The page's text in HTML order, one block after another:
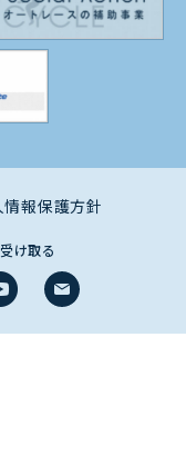
情報保護方針
け取る